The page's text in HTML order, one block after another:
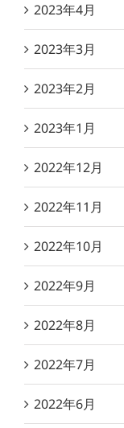
2023年4月
2023年3月
2023年2月
2023年1月
2022年12月
2022年11月
2022年10月
2022年9月
2022年8月
2022年7月
2022年6月